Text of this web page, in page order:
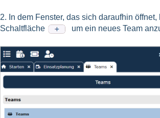
2. In dem Fenster, das sich daraufhin
Schaltfläche
um ein neues Team